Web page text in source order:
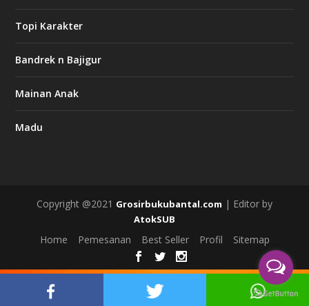
Topi Karakter
Bandrek n Bajigur
Mainan Anak
Madu
Copyright @2021 Grosirbukubantal.com | Editor by
AtokSUB
Home Pemesanan Best Seller Profil Sitemap